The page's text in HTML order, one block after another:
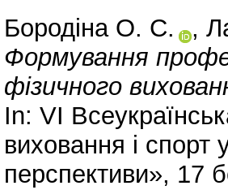
Бородіна О. С. ,
Формування
фізичного
In: VI
виховання і спорт
перспективи», 17